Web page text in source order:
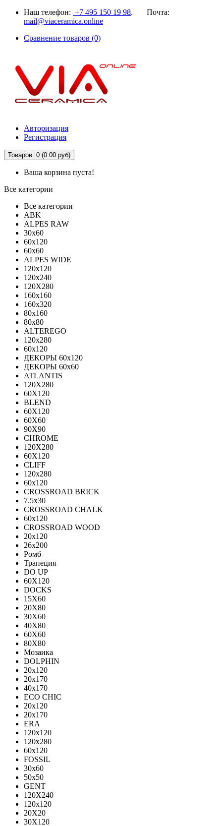
Наш телефон: +7 495 150 19 98. Почта:
mail@viaceramica.online
Сравнение товаров (0)
Авторизация
Регистрация
Товаров: 0 (0.00 руб)
Ваша корзина пуста!
Все категории
Все категории
ABK
ALPES RAW
30x60
60x120
60x60
ALPES WIDE
120x120
120x240
120X280
160x160
160x320
80x160
80x80
ALTEREGO
120х280
60х120
ДЕКОРЫ 60х120
ДЕКОРЫ 60х60
ATLANTIS
120X280
60X120
BLEND
60Х120
60Х60
90Х90
CHROME
120X280
60X120
CLIFF
120x280
60x120
CROSSROAD BRICK
7.5х30
CROSSROAD CHALK
60х120
CROSSROAD WOOD
20х120
26х200
Ромб
Трапеция
DO UP
60X120
DOCKS
15X60
20X80
30X60
40X80
60X60
80X80
Мозаика
DOLPHIN
20x120
20x170
40x170
ECO CHIC
20х120
20х170
ERA
120x120
120x280
60x120
FOSSIL
30x60
50x50
GENT
120X240
120х120
20X20
30X120